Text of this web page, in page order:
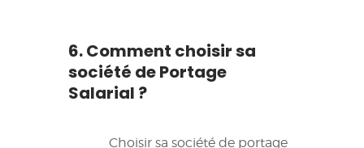
6. Comment choisir sa
société de Portage
Salarial ?
Choisir sa société de portage